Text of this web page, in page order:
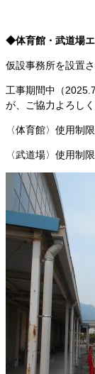
◆体育館・武道場
仮設事務所を設置
工事期間中（
が、ご協力よろし
〈体育館〉使用制
〈武道場〉使用制